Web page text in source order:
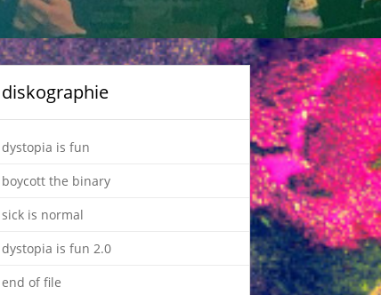
diskographie
dystopia is fun
boycott the binary
sick is normal
dystopia is fun 2.0
end of file